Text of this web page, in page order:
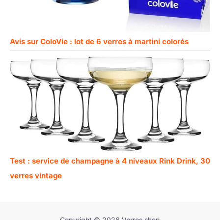
Avis sur ColoVie : lot de 6 verres à martini colorés
Test : service de champagne à 4 niveaux Rink Drink, 30
verres vintage